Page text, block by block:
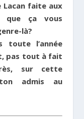
faite aux
que ça vous
là?
toute l’année
pas tout à fait
sur cette
admis au